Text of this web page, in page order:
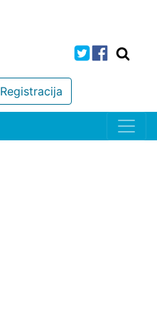
Registracija